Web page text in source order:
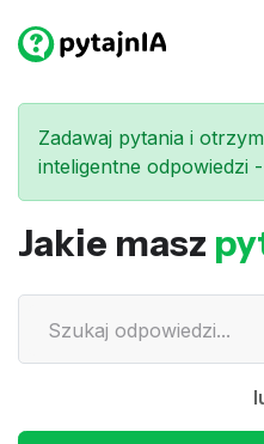
Zadawaj pytania i
inteligentne odpowiedzi
Jakie masz